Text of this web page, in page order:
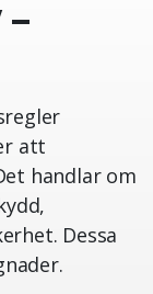
–
att
handlar om
Dessa